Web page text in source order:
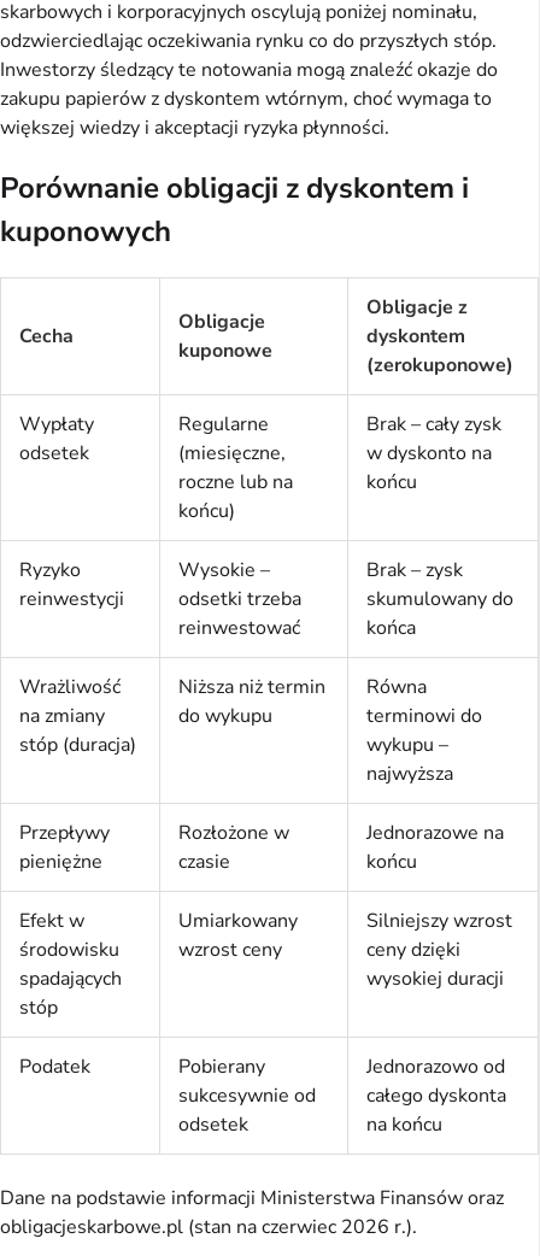
skarbowych i korporacyjnych oscylują poniżej nominału,
odzwierciedlając oczekiwania rynku co do przyszłych stóp.
Inwestorzy śledzący te notowania mogą znaleźć okazje do
zakupu papierów z dyskontem wtórnym, choć wymaga to
większej wiedzy i akceptacji ryzyka płynności.
Porównanie obligacji z dyskontem i
kuponowych
Cecha
Obligacje
kuponowe
Obligacje z
dyskontem
(zerokuponowe)
Wypłaty
odsetek
Regularne
(miesięczne,
roczne lub na
końcu)
Brak – cały zysk
w dyskonto na
końcu
Ryzyko
reinwestycji
Wysokie –
odsetki trzeba
reinwestować
Brak – zysk
skumulowany do
końca
Wrażliwość
na zmiany
stóp (duracja)
Niższa niż termin
do wykupu
Równa
terminowi do
wykupu –
najwyższa
Przepływy
pieniężne
Rozłożone w
czasie
Jednorazowe na
końcu
Efekt w
środowisku
spadających
stóp
Umiarkowany
wzrost ceny
Silniejszy wzrost
ceny dzięki
wysokiej duracji
Podatek
Pobierany
sukcesywnie od
odsetek
Jednorazowo od
całego dyskonta
na końcu
Dane na podstawie informacji Ministerstwa Finansów oraz
obligacjeskarbowe.pl (stan na czerwiec 2026 r.).